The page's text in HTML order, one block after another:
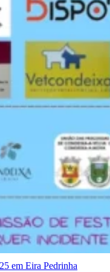
em Eira Pedrinha